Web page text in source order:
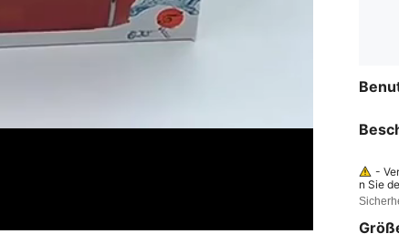
-
n Sie
-
wie